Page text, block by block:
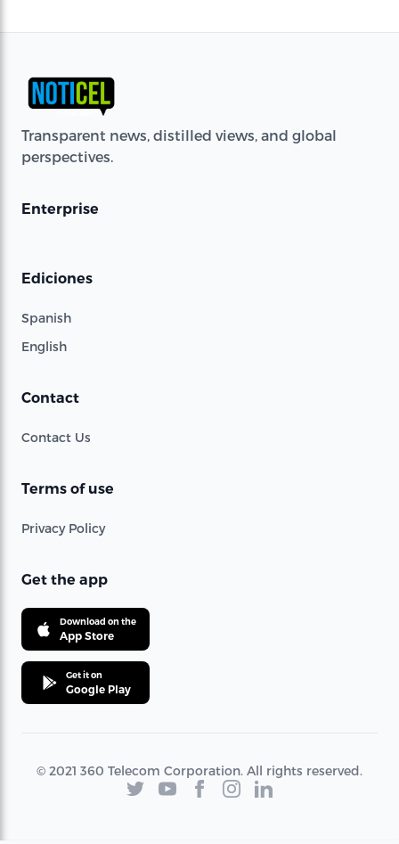
Transparent news, distilled views, and global
perspectives.
Enterprise
Ediciones
Spanish
English
Contact
Contact Us
Terms of use
Privacy Policy
Get the app
Download on the
App Store
Get it on
Google Play
© 2021 360 Telecom Corporation. All rights reserved.